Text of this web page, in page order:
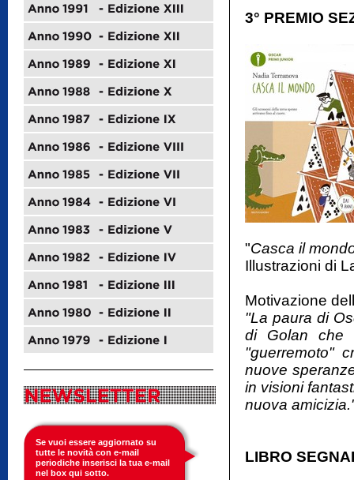
Se vuoi essere aggiornato su
tutte le novità con e-mail
periodiche inserisci la tua e-mail
nel box qui sotto.
3° PREMIO
"Casca il
Illustrazioni di
Motivazione
"La paura di
di Golan che
"guerremoto"
nuove
in visioni
nuova
LIBRO